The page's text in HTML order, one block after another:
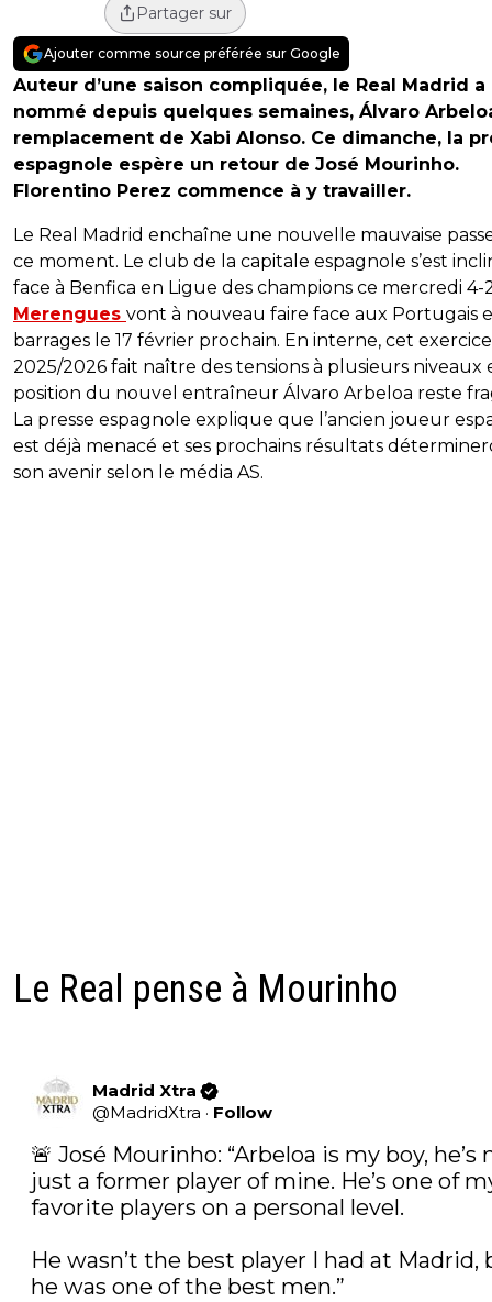
Partager sur
Ajouter comme source préférée sur Google
Auteur d’une saison compliquée, le Real Madrid a
nommé depuis quelques semaines, Álvaro
remplacement de Xabi Alonso. Ce dimanche, la
espagnole espère un retour de José Mourinho.
Florentino Perez commence à y travailler.
Le Real Madrid enchaîne une nouvelle mauvaise
ce moment. Le club de la capitale espagnole s’est
face à Benfica en Ligue des champions ce mercredi 4-
Merengues vont à nouveau faire face aux Portugais
barrages le 17 février prochain. En interne, cet exercice
2025/2026 fait naître des tensions à plusieurs niveaux
position du nouvel entraîneur Álvaro Arbeloa reste
La presse espagnole explique que l’ancien joueur
est déjà menacé et ses prochains résultats
son avenir selon le média AS.
Le Real pense à Mourinho
Madrid Xtra
@MadridXtra · Follow
🚨 José Mourinho: “Arbeloa is my boy, he’s
just a former player of mine. He’s one of
favorite players on a personal level.
He wasn’t the best player I had at Madrid,
he was one of the best men.”